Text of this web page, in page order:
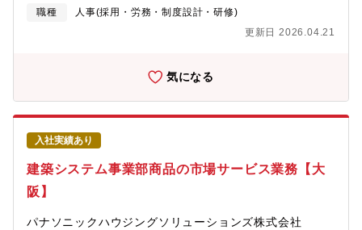
ング部門や事業企画部門との連携施策の実施
そ、絶対に止めることができない給与計算において重要な役割を
理解力など、給与計算はもちろん、その他の分野にも応用可能な
となるプロセス部門は、東京（70名）、北海道（190名）、長崎
（35名）に拠点があります。入社後の業務内容①スケジュール管
理：給与計算に向けた勤怠実績など各種データの期限を顧客とす
り合わせます。②問合せ対応：顧客人事担当者からシステムの操
作方法や課題の対応方法などについての問合せに回答します。③
給与計算：実際の給与計算はシステムが実施しますが、エラーの
確認などを行い、確定日までに確実に給与の支払い金額を確定し
て納品します。④月次報告会：毎月、担当顧客と当月給与計算の
報告・課題管理・改善提案を実施します。⑤規程変更対応：顧客
います。【求める人物像】・社内外との交渉・調整が多く発生す
職種
人事(採用・労務・制度設計・研修)
更新日 2026.04.21
気になる
入社実績あり
建築システム事業部商品の市場サービス業務【大
阪】
パナソニックハウジングソリューションズ株式会社